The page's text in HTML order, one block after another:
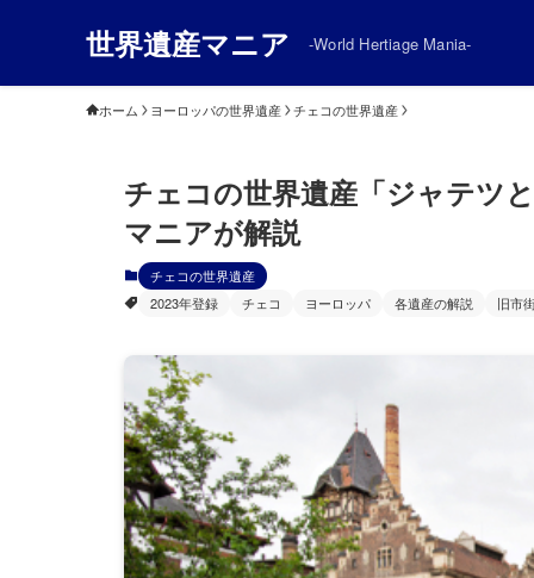
世界遺産マニア -World Hertiage Mania-
ホーム ヨーロッパの世界遺産 チェコの世界遺産
チェコの世界遺産「ジャテツ
マニアが解説
チェコの世界遺産
2023年登録
チェコ ヨーロッパ 各遺産の解説 旧市